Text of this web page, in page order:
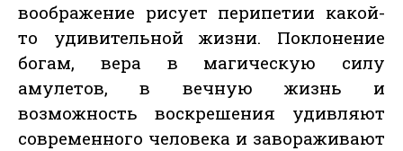
воображение рисует перипетии какой-
то удивительной жизни. Поклонение
богам, вера в магическую силу
амулетов, в вечную жизнь и
возможность воскрешения удивляют
современного человека и завораживают